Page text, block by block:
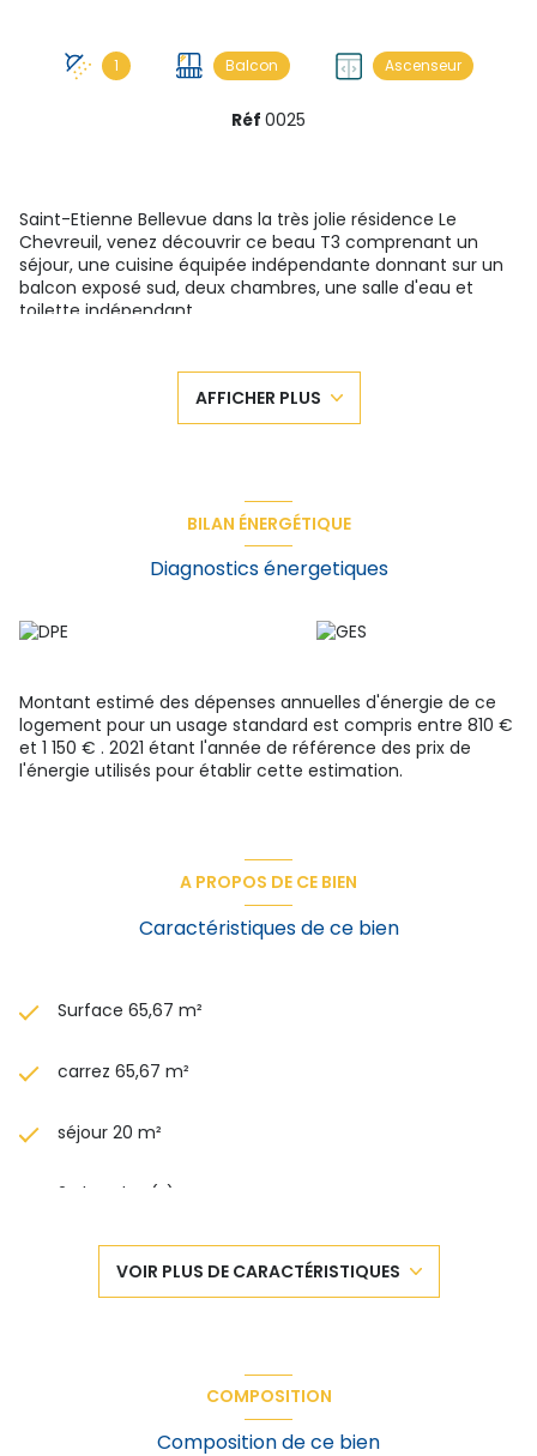
1 Balcon Ascenseur
Réf 0025
Saint-Etienne Bellevue dans la très jolie résidence Le
Chevreuil, venez découvrir ce beau T3 comprenant un
séjour, une cuisine équipée indépendante donnant sur un
balcon exposé sud, deux chambres, une salle d'eau et
toilette indépendant.
Un box double et une cave font également parti de ce
bien qui ne necessite aucun travaux
Le bien est soumis au régime d ela copropriété aui est à
CATHERINE LAURENT agent commercial indépendant
AFFICHER PLUS
BILAN ÉNERGÉTIQUE
Diagnostics énergetiques
Montant estimé des dépenses annuelles d'énergie de ce
logement pour un usage standard est compris entre 810 €
et 1 150 € . 2021 étant l'année de référence des prix de
l'énergie utilisés pour établir cette estimation.
A PROPOS DE CE BIEN
Caractéristiques de ce bien
Surface 65,67 m²
carrez 65,67 m²
séjour 20 m²
2 chambre(s)
1 salle(s) d'eau
cuisine séparée (équipée)
Chauffage individuel : radiateur (electrique)
VOIR PLUS DE CARACTÉRISTIQUES
COMPOSITION
Composition de ce bien